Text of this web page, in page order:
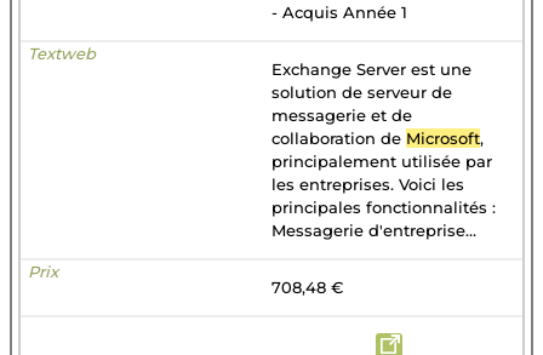
- Acquis Année 1
Exchange Server est une
solution de serveur de
messagerie et de
collaboration de Microsoft,
principalement utilisée par
les entreprises. Voici les
principales fonctionnalités :
Messagerie d'entreprise...
708,48 €